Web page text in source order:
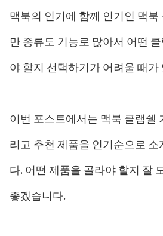
맥북의 인기에 함께 인기인 맥북
만 종류도 기능로 많아서 어떤
야 할지 선택하기가 어려울 때가
이번 포스트에서는 맥북 클램쉘
리고 추천 제품을 인기순으로
다. 어떤 제품을 골라야 할지 잘
좋겠습니다.